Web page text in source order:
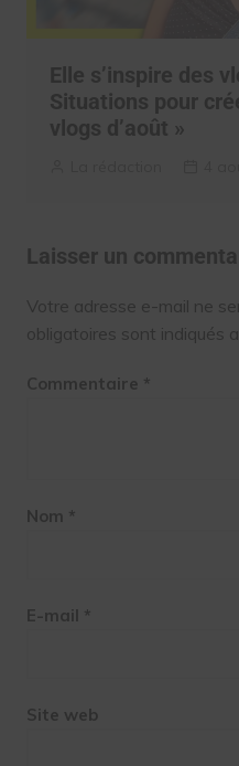
Elle s’inspire des
Situations pour
vlogs d’août »
Laisser un
Votre adresse e-mail ne
obligatoires sont indiqués
Commentaire *
Nom *
E-mail *
Site web